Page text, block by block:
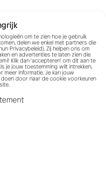
om te zien hoe je gebruik
delen we enkel met partners die
Privacybeleid). Zij helpen ons om
en advertenties te laten zien die
Klik dan ‘accepteren’ om dit aan te
je jouw toestemming wilt intrekken,
meer informatie. Je kan jouw
doen door naar de cookie voorkeuren